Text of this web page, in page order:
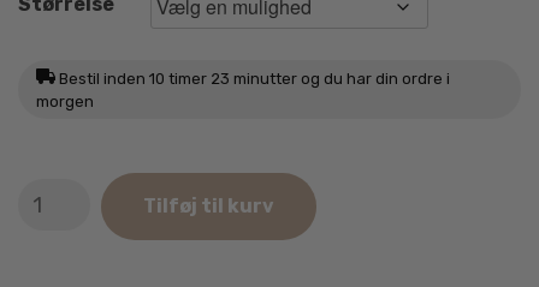
Bestil inden 10 timer 23 minutter og du har din ordre i
morgen
Sort
Tilføj til kurv